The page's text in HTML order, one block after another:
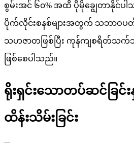
စွမ်းအင် ၆၀% အထိ ပိုမိုချွေတာနိုင်ပ
ပိုက်လိုင်းစနစ်များအတွက် သဘာဝပတ်
သဟဇာတဖြစ်ပြီး ကုန်ကျစရိတ်သက်
ဖြစ်စေပါသည်။
ရိုးရှင်းသောတပ်ဆင်ခြင်း
ထိန်းသိမ်းခြင်း